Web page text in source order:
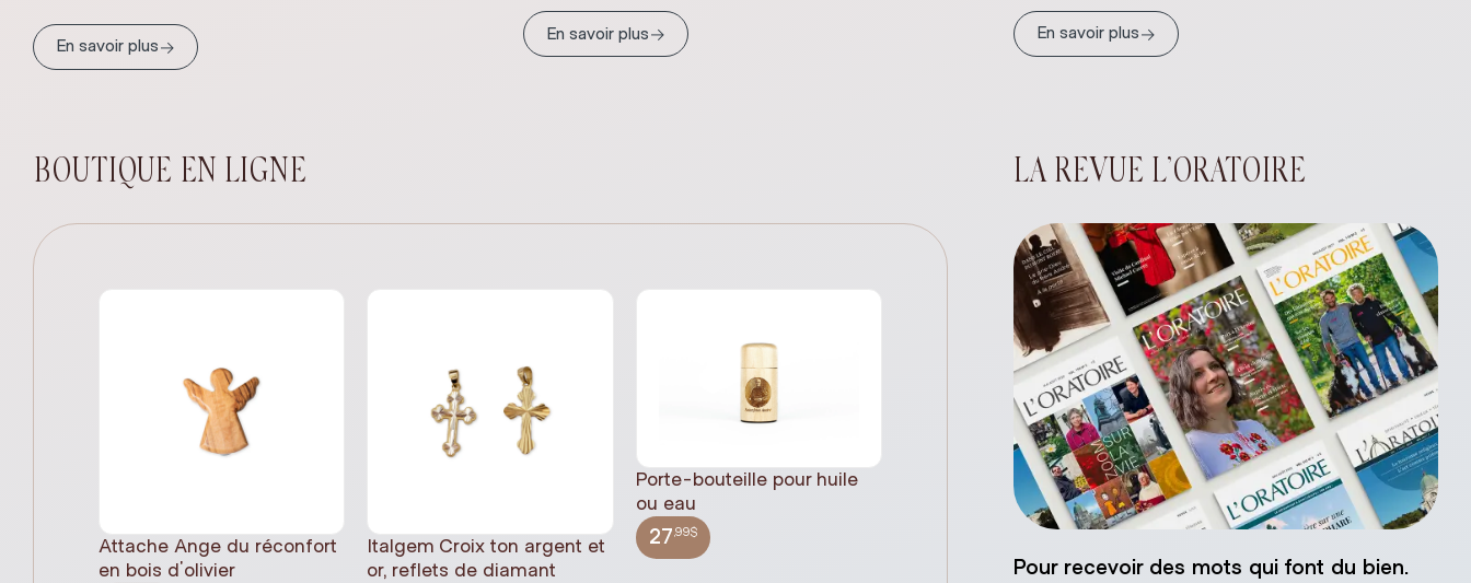
En savoir plus→
En savoir plus→ En savoir plus→
BOUTIQUE EN LIGNE
Attache Ange du réconfort
en bois d'olivier
Italgem Croix ton argent et
or, reflets de diamant
Porte-bouteille pour huile
ou eau
27 ,99$
Jésus plâtre naturel
LA REVUE L’ORATOIRE
Pour recevoir des mots qui font du bien.